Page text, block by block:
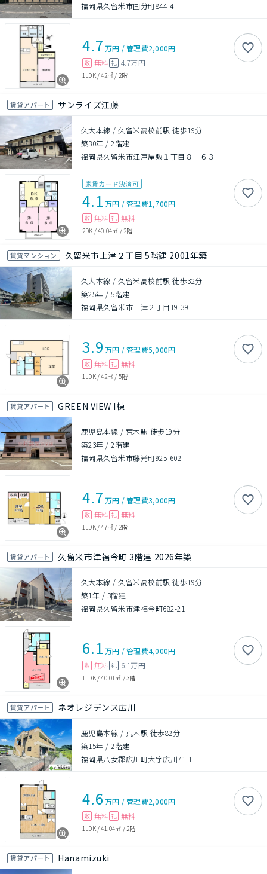
福岡県久留米市国分町844-4
4.7 万円 /管理費2,000円
敷 無料 礼 4.7万円
1LDK/42㎡ / 2階
賃貸アパート サンライズ江藤
久大本線 / 久留米高校前駅 徒歩19分
築30年 /2階建
福岡県久留米市江戸屋敷１丁目８－６３
家賃カード決済可
4.1 万円 /管理費1,700円
敷 無料 礼 無料
2DK /40.04㎡ /2階
賃貸マンション 久留米市上津２丁目 5階建 2001年築
久大本線 / 久留米高校前駅 徒歩32分
築25年 /5階建
福岡県久留米市上津２丁目19-39
3.9 万円 /管理費5,000円
敷 無料 礼 無料
1LDK/42㎡ / 5階
賃貸アパート GREEN VIEW I棟
鹿児島本線 / 荒木駅 徒歩19分
築23年 /2階建
福岡県久留米市藤光町925-602
4.7 万円 /管理費3,000円
敷 無料 礼 無料
1LDK/47㎡ / 2階
賃貸アパート 久留米市津福今町 3階建 2026年築
久大本線 / 久留米高校前駅 徒歩19分
築1年 / 3階建
福岡県久留米市津福今町682-21
6.1 万円 /管理費4,000円
敷 無料 礼 6.1万円
1LDK/40.01㎡ /3階
賃貸アパート ネオレジデンス広川
鹿児島本線 / 荒木駅 徒歩82分
築15年 /2階建
福岡県八女郡広川町大字広川71-1
4.6 万円 /管理費2,000円
敷 無料 礼 無料
1LDK/41.04㎡ / 2階
賃貸アパート Hanamizuki